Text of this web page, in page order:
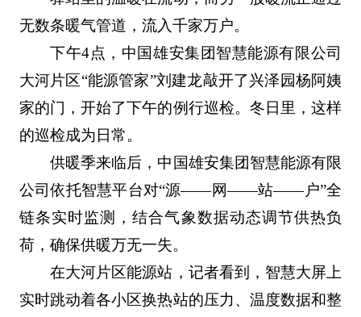
无数条暖气管道，流入千家万户。
下午4点，中国雄安集团智慧能源有限公司
大河片区“能源管家”刘建龙敲开了兴泽园杨阿姨
家的门，开始了下午的例行巡检。冬日里，这样
的巡检成为日常。
供暖季来临后，中国雄安集团智慧能源有限
公司依托智慧平台对“源——网——站——户”全
链条实时监测，结合气象数据动态调节供热负
荷，确保供暖万无一失。
在大河片区能源站，记者看到，智慧大屏上
实时跳动着各小区换热站的压力、温度数据和整